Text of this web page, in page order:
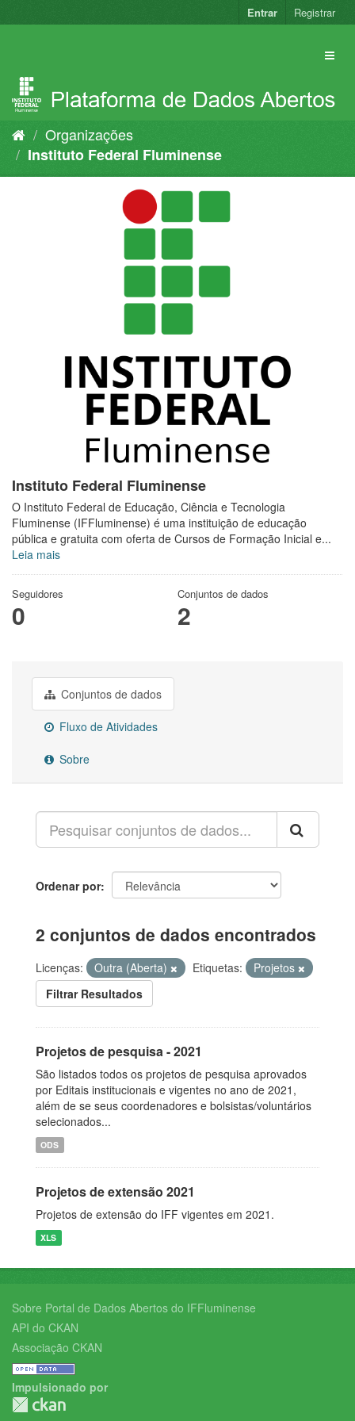
para
Entrar Registrar
Organizações
Instituto Federal Fluminense
Instituto Federal Fluminense
O Instituto Federal de Educação, Ciência e Tecnologia
Fluminense (IFFluminense) é uma instituição de educação
pública e gratuita com oferta de Cursos de Formação Inicial e...
Leia mais
Seguidores
0
Conjuntos de dados
2
Conjuntos de dados
Fluxo de Atividades
Sobre
Ordenar por
2 conjuntos de dados encontrados
Licenças: Outra (Aberta) Etiquetas:
Projetos
Filtrar Resultados
Projetos de pesquisa - 2021
São listados todos os projetos de pesquisa aprovados
por Editais institucionais e vigentes no ano de 2021,
além de se seus coordenadores e bolsistas/voluntários
selecionados...
ODS
Projetos de extensão 2021
Projetos de extensão do IFF vigentes em 2021.
XLS
Sobre Portal de Dados Abertos do IFFluminense
API do CKAN
Associação CKAN
Impulsionado por